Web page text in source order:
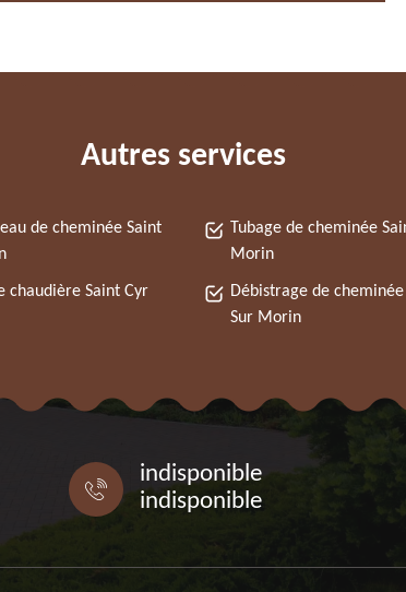
Autres services
de cheminée Saint
chaudière Saint Cyr
Tubage de cheminée
Morin
Débistrage de
Sur Morin
indisponible
indisponible